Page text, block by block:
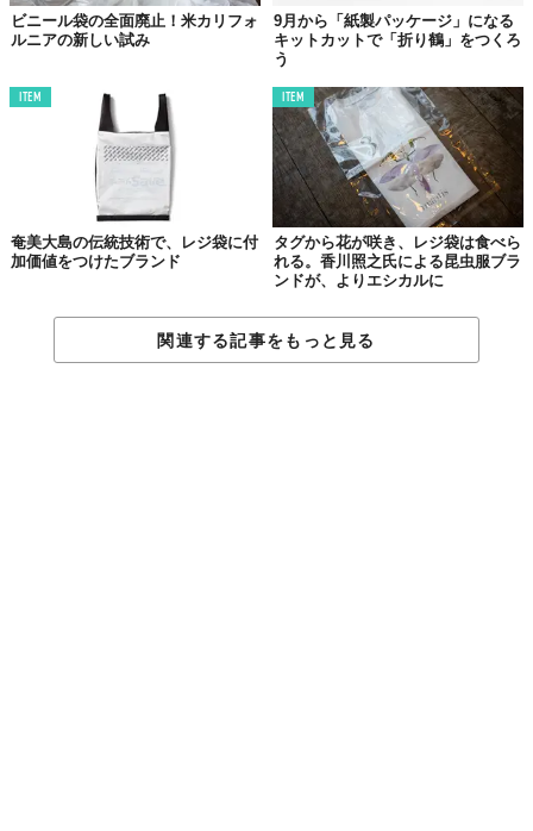
減の動きは活発になって来ました。続きを読む＞＞＞
2019年1月
韓国でレジ袋配布が「禁止」
ビニール袋の全面廃止！米カリフォ
ルニアの新しい試み
9月から「紙製パッケージ」になる
キットカットで「折り鶴」をつくろ
う
ITEM
奄美大島の伝統技術で、レジ袋に付
加価値をつけたブランド
ITEM
タグから花が咲き、レジ袋は食べら
れる。香川照之氏による昆虫服ブラ
ンドが、よりエシカルに
関連する記事をもっと見る